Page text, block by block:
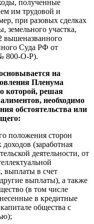
полученные
им трудовой и
при разовых сделках
земельного участка,
вышеназванного
Суда РФ от
800-О-Р).
на
Пленума
которой, решая
необходимо
обстоятельства или
положения сторон
(заработная
деятельности, от
выплаты в счет
выплаты), а также
(в том числе
в кредитные
общества с